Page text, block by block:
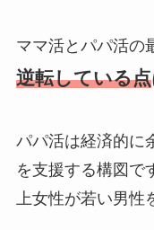
ママ活とパパ活の
逆転している点
パパ活は経済的に
を支援する構図で
上女性が若い男性